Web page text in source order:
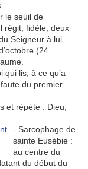
le seuil de
régit, fidèle, deux
Seigneur à lui
(24
qui lis, à ce qu’a
du premier
et répète : Dieu,
- Sarcophage de
sainte Eusébie :
au centre du
du début du